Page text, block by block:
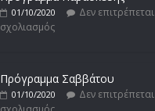
01/10/2020
Δεν επιτρέπεται
σχολιασμός
Πρόγραμμα Σαββάτου
01/10/2020
Δεν επιτρέπεται